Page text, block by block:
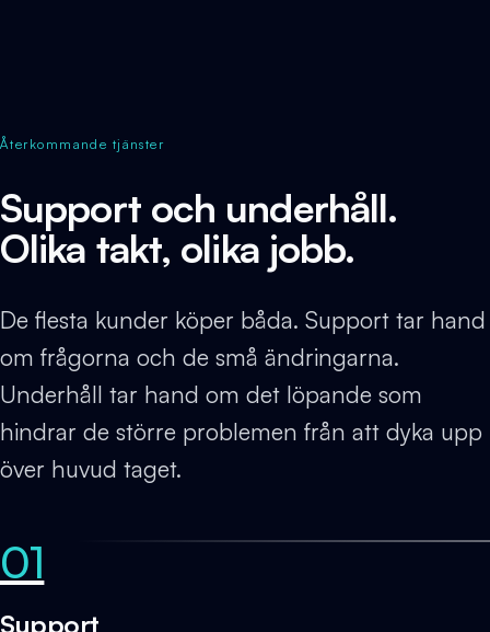
Återkommande tjänster
Support och underhåll.
Olika takt, olika jobb.
De flesta kunder köper båda. Support tar hand
om frågorna och de små ändringarna.
Underhåll tar hand om det löpande som
hindrar de större problemen från att dyka upp
över huvud taget.
01
Support